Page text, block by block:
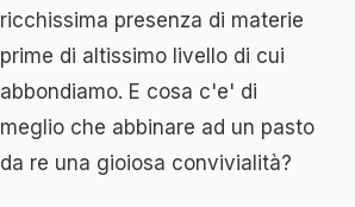
ricchissima presenza di materie
prime di altissimo livello di cui
abbondiamo. E cosa c'e' di
meglio che abbinare ad un pasto
da re una gioiosa convivialità?